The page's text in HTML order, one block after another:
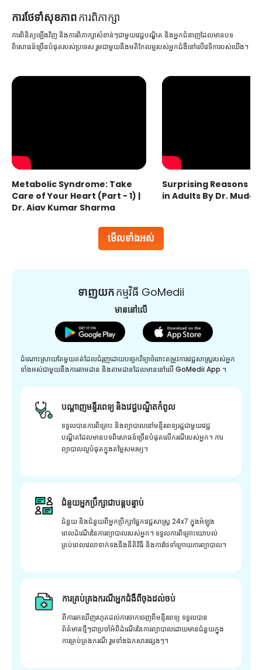
ការ​ថែទាំ​សុខភាពការពិភាក្សា
មើលទាំងអស់
ការពិនិត្យឡើងវិញ និងការពិភាក្សាសំខាន់ៗជាមួយវេជ្ជបណ្ឌិត និងអ្នកជំនាញដែលមានបទ
ពិសោធន៍ច្រើនបំផុតរបស់ប្រទេស រួមជាមួយនឹងមតិកែលម្អរបស់អ្នកជំងឺនៅលើវេទិការបស់យើង។
Metabolic Syndrome: Take
Care of Your Heart (Part - 1) |
Dr. Ajay Kumar Sharma
Surprising Reasons
in Adults By Dr.
ទាញយកកម្មវិធី GoMedii
មាននៅលើ
ដំណោះស្រាយតែមួយគត់ដែលជំរុញដោយបច្ចេកវិទ្យាចំពោះតម្រូវការវេជ្ជសាស្រ្តរបស់អ្នក
ទាំងអស់ជាមួយនឹងការតាមដាន និងតាមដានដែលមាននៅលើ GoMedii App ។
បណ្តាញមន្ទីរពេទ្យ និងវេជ្ជបណ្ឌិតកំពូល
ទទួលបានការពិគ្រោះ និងព្យាបាលនៅមន្ទីរពេទ្យរដ្ឋជាមួយវេជ្ជ
បណ្ឌិតដែលមានបទពិសោធន៍ច្រើនបំផុតលើករណីរបស់អ្នក។ ការ
ព្យាបាលល្អបំផុតក្នុងតម្លៃសមរម្យ។
ជំនួយអ្នកប្រឹក្សាជាបន្តបន្ទាប់
ជំនួយ និងជំនួយពីអ្នកប្រឹក្សាផ្នែកវេជ្ជសាស្រ្ត 24x7 ក្នុងអំឡុង
ពេលដំណើរនៃការព្យាបាលរបស់អ្នក។ ទទួលការពិគ្រោះយោបល់
គ្រប់ពេលវេលាទាក់ទងនឹងនីតិវិធី និងការថែទាំក្រោយការព្យាបាល។
ការគ្រប់គ្រងករណីអ្នកជំងឺពីចុងដល់ចប់
ពីការរកឃើញរហូតដល់ការចាកចេញពីមន្ទីរពេទ្យ ទទួលបាន
ព័ត៌មានថ្មីៗជាប្រចាំអំពីដំណើរនៃការព្យាបាលដោយមានជំនួយក្នុង
ការគ្រប់គ្រងករណី រួមទាំងឯកសារផ្សេងៗ។